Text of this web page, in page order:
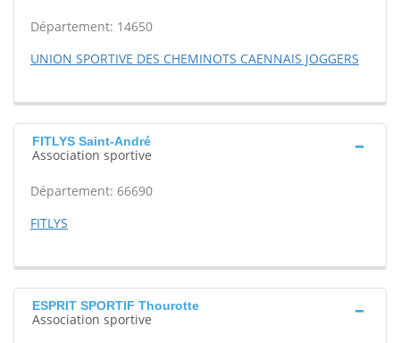
Département: 14650
UNION SPORTIVE DES CHEMINOTS CAENNAIS JOGGERS
FITLYS Saint-André
Association sportive
Département: 66690
FITLYS
ESPRIT SPORTIF Thourotte
Association sportive